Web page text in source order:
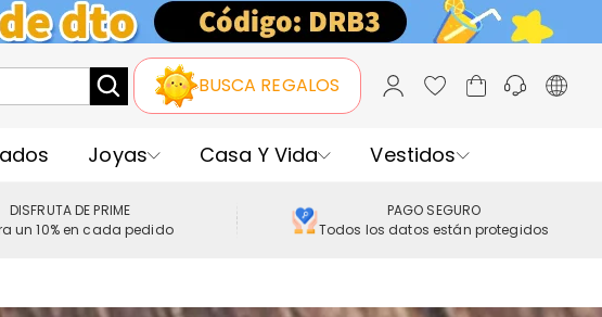
BUSCA REGALOS
Joyas Casa Y Vida Vestidos
DISFRUTA DE PRIME
un 10% en cada pedido
PAGO SEGURO
Todos los datos están protegidos